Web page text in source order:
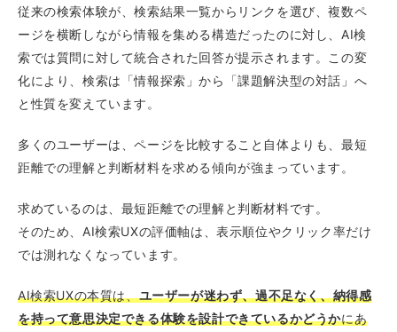
従来の検索体験が、検索結果一覧からリンクを選び、複数ペ
ージを横断しながら情報を集める構造だったのに対し、AI検
索では質問に対して統合された回答が提示されます。この変
化により、検索は「情報探索」から「課題解決型の対話」へ
と性質を変えています。
多くのユーザーは、ページを比較すること自体よりも、最短
距離での理解と判断材料を求める傾向が強まっています。
求めているのは、最短距離での理解と判断材料です。
そのため、AI検索UXの評価軸は、表示順位やクリック率だけ
では測れなくなっています。
AI検索UXの本質は、ユーザーが迷わず、過不足なく、納得感
を持って意思決定できる体験を設計できているかどうかにあ